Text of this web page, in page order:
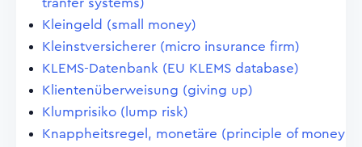
tranfer systems)
Kleingeld (small money)
Kleinstversicherer (micro insurance firm)
KLEMS-Datenbank (EU KLEMS database)
Klientenüberweisung (giving up)
Klumprisiko (lump risk)
Knappheitsregel, monetäre (principle of money